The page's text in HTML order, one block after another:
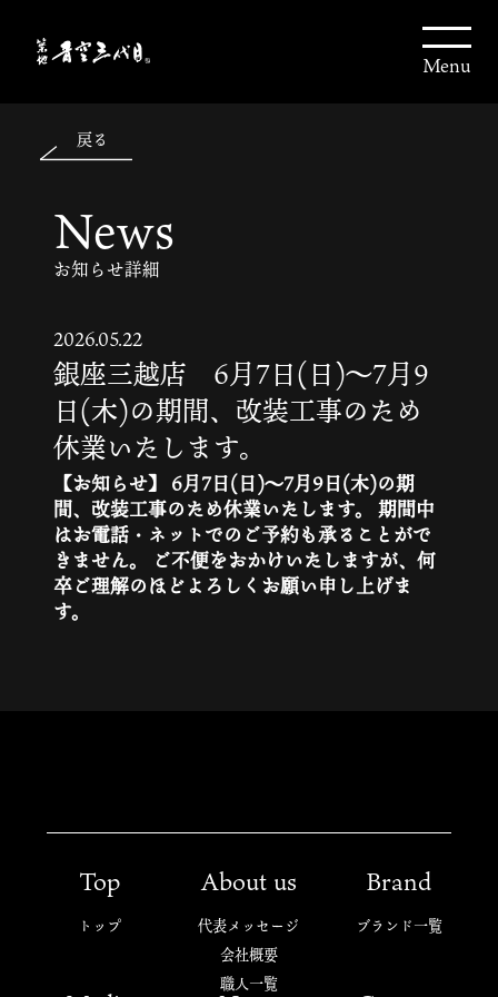
About us
Brands
News
Contact
EN
한국
Menu
戻る
News
お知らせ詳細
2026.05.22
銀座三越店 6月7日(日)～7月9
日(木)の期間、改装工事のため
休業いたします。
【お知らせ】 6月7日(日)～7月9日(木)の期
間、改装工事のため休業いたします。 期間中
はお電話・ネットでのご予約も承ることがで
きません。
ご不便をおかけいたしますが、何
卒ご理解のほどよろしくお願い申し上げま
す。
Top
トップ
About us
代表メッセージ
会社概要
職人一覧
Brand
ブランド一覧